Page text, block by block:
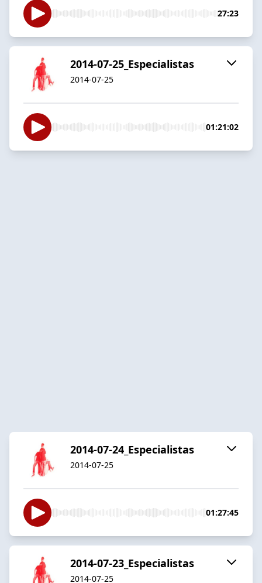
27:23
2014-07-25_Especialistas
2014-07-25
01:21:02
2014-07-24_Especialistas
2014-07-25
01:27:45
2014-07-23_Especialistas
2014-07-25